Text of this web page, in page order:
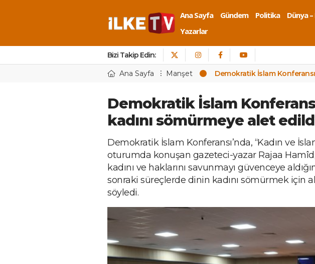
Ana Sayfa Gündem Politika Dünya
Yazarlar
Bizi Takip Edin:
Ana Sayfa Manşet Demokratik İslam
Demokratik İslam
kadını sömürmeye alet
Demokratik İslam Konferansı’nda, “Kadın ve
oturumda konuşan gazeteci-yazar Rajaa Hamîd,
kadını ve haklarını savunmayı güvenceye
sonraki süreçlerde dinin kadını sömürmek için
söyledi.